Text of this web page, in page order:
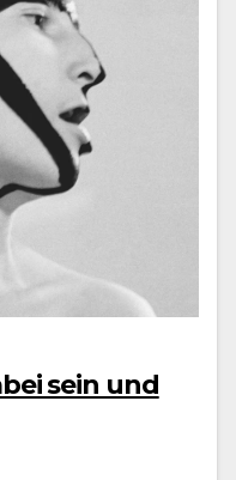
sein und